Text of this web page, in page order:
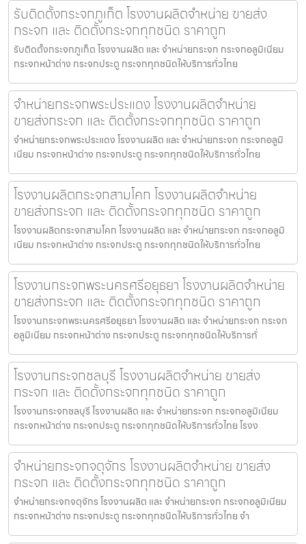
รับติดตั้งกระจกภูเก็ต โรงงานผลิตจำหน่าย ขายส่ง
กระจก และ ติดตั้งกระจกทุกชนิด ราคาถูก
รับติดตั้งกระจกภูเก็ต โรงงานผลิต และ จำหน่ายกระจก กระจกอลูมิเนียม
กระจกหน้าต่าง กระจกประตู กระจกทุกชนิดให้บริการทั่วไทย
จำหน่ายกระจกพระประแดง โรงงานผลิตจำหน่าย
ขายส่งกระจก และ ติดตั้งกระจกทุกชนิด ราคาถูก
จำหน่ายกระจกพระประแดง โรงงานผลิต และ จำหน่ายกระจก กระจกอลูมิ
เนียม กระจกหน้าต่าง กระจกประตู กระจกทุกชนิดให้บริการทั่วไทย
โรงงานผลิตกระจกสามโคก โรงงานผลิตจำหน่าย
ขายส่งกระจก และ ติดตั้งกระจกทุกชนิด ราคาถูก
โรงงานผลิตกระจกสามโคก โรงงานผลิต และ จำหน่ายกระจก กระจกอลูมิ
เนียม กระจกหน้าต่าง กระจกประตู กระจกทุกชนิดให้บริการทั่วไทย
โรงงานกระจกพระนครศรีอยุธยา โรงงานผลิตจำหน่าย
ขายส่งกระจก และ ติดตั้งกระจกทุกชนิด ราคาถูก
โรงงานกระจกพระนครศรีอยุธยา โรงงานผลิต และ จำหน่ายกระจก กระจก
อลูมิเนียม กระจกหน้าต่าง กระจกประตู กระจกทุกชนิดให้บริการทั่
โรงงานกระจกชลบุรี โรงงานผลิตจำหน่าย ขายส่ง
กระจก และ ติดตั้งกระจกทุกชนิด ราคาถูก
โรงงานกระจกชลบุรี โรงงานผลิต และ จำหน่ายกระจก กระจกอลูมิเนียม
กระจกหน้าต่าง กระจกประตู กระจกทุกชนิดให้บริการทั่วไทย โรงง
จำหน่ายกระจกจตุจักร โรงงานผลิตจำหน่าย ขายส่ง
กระจก และ ติดตั้งกระจกทุกชนิด ราคาถูก
จำหน่ายกระจกจตุจักร โรงงานผลิต และ จำหน่ายกระจก กระจกอลูมิเนียม
กระจกหน้าต่าง กระจกประตู กระจกทุกชนิดให้บริการทั่วไทย จำ